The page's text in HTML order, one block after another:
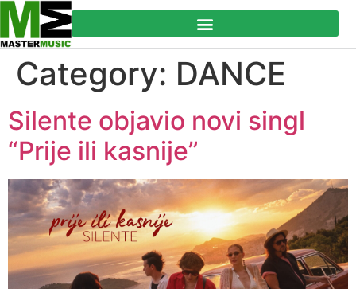
Category: DANCE
Silente objavio novi singl
“Prije ili kasnije”